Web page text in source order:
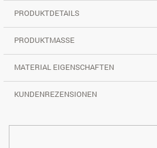
PRODUKTDETAILS
PRODUKTMASSE
MATERIAL EIGENSCHAFTEN
KUNDENREZENSIONEN